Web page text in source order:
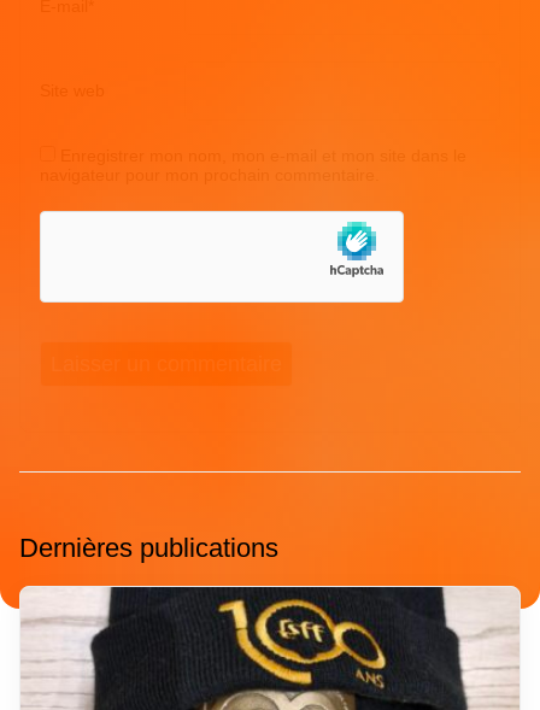
Dernières publications